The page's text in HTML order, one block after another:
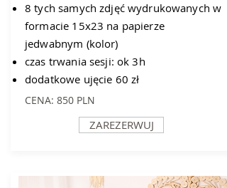
8 tych samych zdjęć wydrukowanych w
formacie 15x23 na papierze
jedwabnym (kolor)
czas trwania sesji: ok 3h
dodatkowe ujęcie 60 zł
CENA: 850 PLN
ZAREZERWUJ